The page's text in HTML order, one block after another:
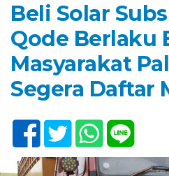
Beli Solar
Qode Berlaku
Masyarakat
Segera Daftar